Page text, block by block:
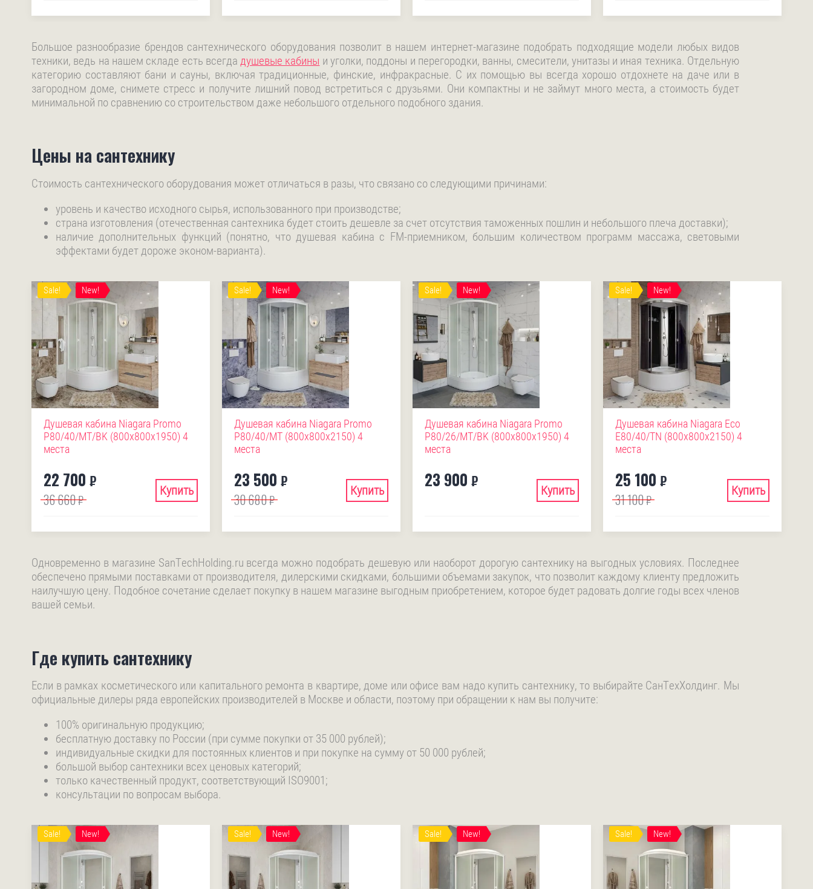
Большое разнообразие брендов сантехнического оборудования позволит в нашем интернет-магазине подобрать подходящие модели любых видов
техники, ведь на нашем складе есть всегдадушевые кабины и уголки, поддоны и перегородки, ванны, смесители, унитазы и иная техника. Отдельную
категорию составляют бани и сауны, включая традиционные, финские, инфракрасные. С их помощью вы всегда хорошо отдохнете на даче или в
загородном доме, снимете стресс и получите лишний повод встретиться с друзьями. Они компактны и не займут много места, а стоимость будет
минимальной по сравнению со строительством даже небольшого отдельного подобного здания.
Цены на сантехнику
Стоимость сантехнического оборудования может отличаться в разы, что связано со следующими причинами:
уровень и качество исходного сырья, использованного при производстве;
страна изготовления (отечественная сантехника будет стоить дешевле за счет отсутствия таможенных пошлин и небольшого плеча доставки);
наличие дополнительных функций (понятно, что душевая кабина с FM-приемником, большим количеством программ массажа, световыми
эффектами будет дороже эконом-варианта).
Sale! New!
Душевая кабина Niagara Promo
P80/40/MT/BK (800х800х1950) 4
места
22 700 ₽
36 660₽
Купить
Sale! New!
Душевая кабина Niagara Promo
P80/40/MT (800х800х2150) 4
места
23 500 ₽
30 680₽
Купить
Sale! New!
Душевая кабина Niagara Promo
P80/26/MT/BK (800х800х1950) 4
места
23 900 ₽
Купить
Sale! New!
Душевая кабина Niagara Eco
E80/40/TN (800х800х2150) 4
места
25 100 ₽
31 100₽
Купить
Одновременно в магазине SanTechHolding.ru всегда можно подобрать дешевую или наоборот дорогую сантехнику на выгодных условиях. Последнее
обеспечено прямыми поставками от производителя, дилерскими скидками, большими объемами закупок, что позволит каждому клиенту предложить
наилучшую цену. Подобное сочетание сделает покупку в нашем магазине выгодным приобретением, которое будет радовать долгие годы всех членов
вашей семьи.
Где купить сантехнику
Если в рамках косметического или капитального ремонта в квартире, доме или офисе вам надо купить сантехнику, то выбирайте СанТехХолдинг. Мы
официальные дилеры ряда европейских производителей в Москве и области, поэтому при обращении к нам вы получите:
100% оригинальную продукцию;
бесплатную доставку по России (при сумме покупки от 35 000 рублей);
индивидуальные скидки для постоянных клиентов и при покупке на сумму от 50 000 рублей;
большой выбор сантехники всех ценовых категорий;
только качественный продукт, соответствующий ISO9001;
консультации по вопросам выбора.
Sale! New! Sale! New! Sale! New! Sale! New!